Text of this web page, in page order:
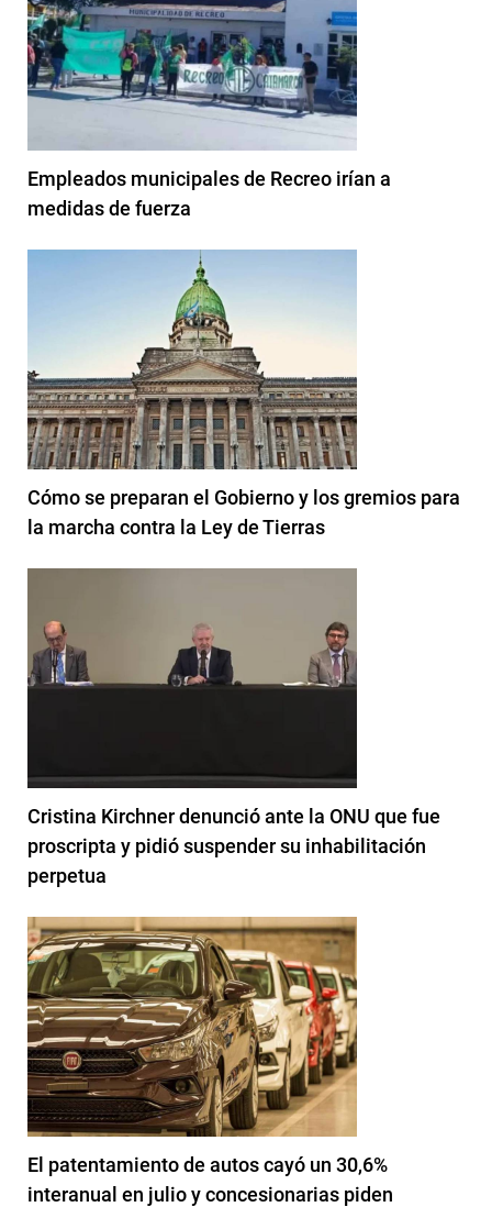
Empleados municipales de Recreo irían a
medidas de fuerza
Cómo se preparan el Gobierno y los gremios para
la marcha contra la Ley de Tierras
Cristina Kirchner denunció ante la ONU que fue
proscripta y pidió suspender su inhabilitación
perpetua
El patentamiento de autos cayó un 30,6%
interanual en julio y concesionarias piden